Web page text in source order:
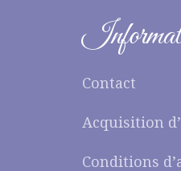
Contact
Acquisition
Conditions